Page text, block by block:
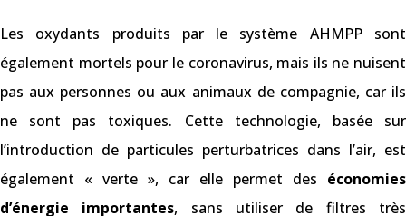
Les oxydants produits par le système AHMPP sont
également mortels pour le coronavirus, mais ils ne nuisent
pas aux personnes ou aux animaux de compagnie, car ils
ne sont pas toxiques. Cette technologie, basée sur
l’introduction de particules perturbatrices dans l’air, est
également « verte », car elle permet des économies
d’énergie importantes, sans utiliser de filtres très